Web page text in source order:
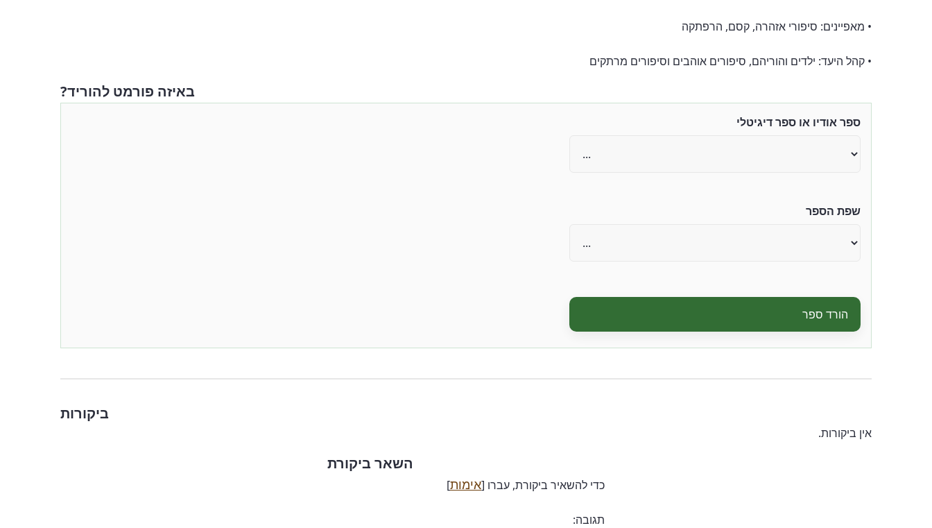
• מאפיינים: סיפורי אזהרה, קסם, הרפתקה
• קהל היעד: ילדים והוריהם, סיפורים אוהבים וסיפורים מרתקים
באיזה פורמט להוריד?
ספר אודיו או ספר דיגיטלי
שפת הספר
הורד ספר
ביקורות
אין ביקורות.
השאר ביקורת
כדי להשאיר ביקורת, עברו [אימות]
תגובה: